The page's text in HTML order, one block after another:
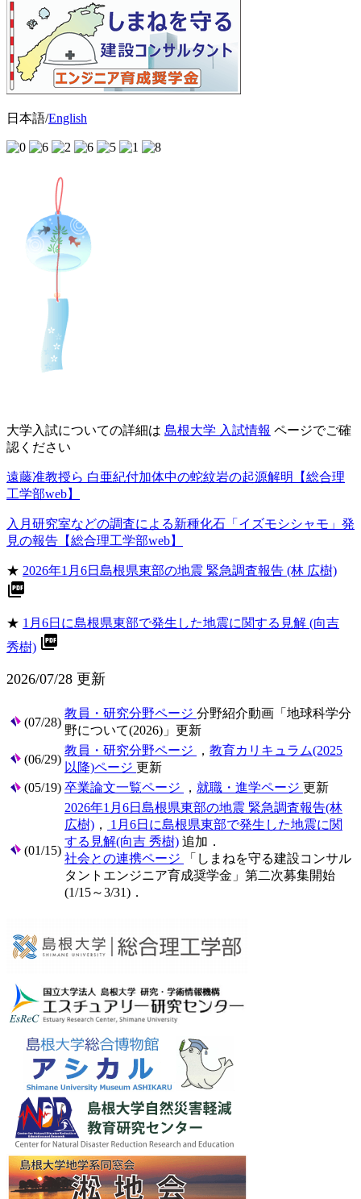
日本語/English
大学入試についての詳細は 島根大学 入試情報 ページでご確
認ください
遠藤准教授ら 白亜紀付加体中の蛇紋岩の起源解明【総合理
工学部web】
入月研究室などの調査による新種化石「イズモシシャモ」発
見の報告【総合理工学部web】
★ 2026年1月6日島根県東部の地震 緊急調査報告 (林 広樹)
picture_as_pdf
★ 1月6日に島根県東部で発生した地震に関する見解 (向吉
秀樹) picture_as_pdf
2026/07/28 更新
(07/28)
教員・研究分野ページ 分野紹介動画「地球科学分
野について(2026)」更新
(06/29)
教員・研究分野ページ ， 教育カリキュラム(2025
以降)ページ 更新
(05/19) 卒業論文一覧ページ ， 就職・進学ページ 更新
(01/15)
2026年1月6日島根県東部の地震 緊急調査報告(林
広樹) ，
1月6日に島根県東部で発生した地震に関
する見解(向吉 秀樹) 追加．
社会との連携ページ
「しまねを守る建設コンサル
タントエンジニア育成奨学金」第二次募集開始
(1/15～3/31)．